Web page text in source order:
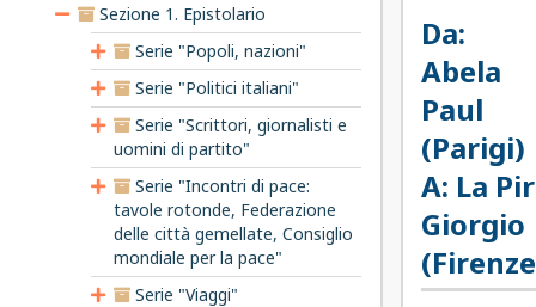
Sezione 1. Epistolario
Serie "Popoli, nazioni"
Serie "Politici italiani"
Serie "Scrittori, giornalisti e
uomini di partito"
Serie "Incontri di pace:
tavole rotonde, Federazione
delle città gemellate, Consiglio
mondiale per la pace"
Serie "Viaggi"
Da:
Abela
Paul
(Parigi)
A: La
Giorgio